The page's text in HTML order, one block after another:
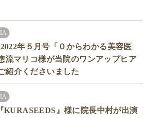
年５月号「０からわかる美容医
流マリコ様が当院のワンアップヒア
紹介くださいました
KURASEEDS』様に院長中村が出演